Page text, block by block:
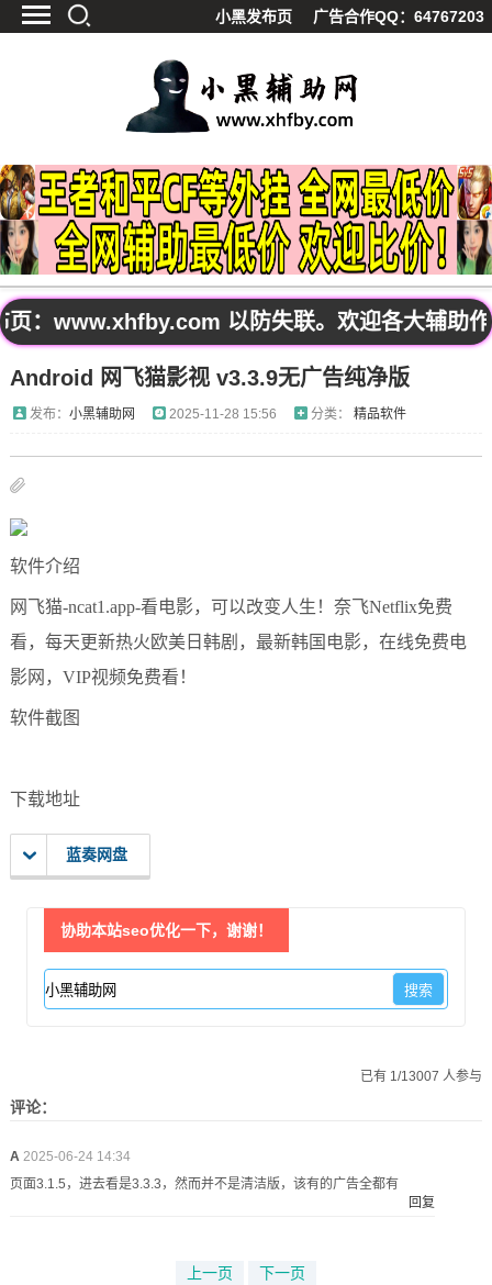
小黑发布页 广告合作QQ：64767203
精品软件
源码分享
资源宝库
影视解析
站内公告
：www.xhfby.com 以防失联。欢迎各大辅助作
Android 网飞猫影视 v3.3.9无广告纯净版
发布： 小黑辅助网 2025-11-28 15:56 分类： 精品软件
软件介绍
网飞猫-ncat1.app-看电影，可以改变人生！奈飞Netflix免费
看，每天更新热火欧美日韩剧，最新韩国电影，在线免费电
影网，VIP视频免费看！
软件截图
下载地址
蓝奏网盘
协助本站seo优化一下，谢谢！
已有 1/13007 人参与
评论：
A 2025-06-24 14:34
页面3.1.5，进去看是3.3.3，然而并不是清洁版，该有的广告全都有
回复
上一页 下一页